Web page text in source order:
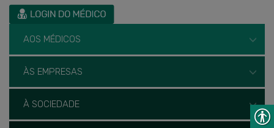
AOS MÉDICOS
ÀS EMPRESAS
À SOCIEDADE